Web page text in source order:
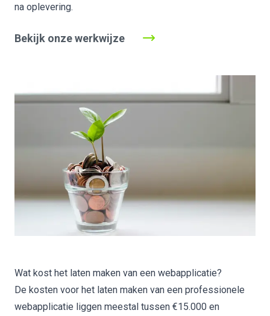
na oplevering.
Bekijk onze werkwijze
Wat kost het laten maken van een webapplicatie?
De kosten voor het laten maken van een professionele
webapplicatie liggen meestal tussen €15.000 en